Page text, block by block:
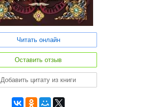
Читать онлайн
Оставить отзыв
Добавить цитату из книги